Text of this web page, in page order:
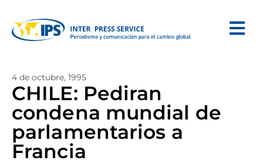
4 de octubre, 1995
CHILE: Pediran
condena mundial de
parlamentarios a
Francia